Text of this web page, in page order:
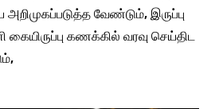
வேண்டும், இருப்பு
கையிருப்பு கணக்கில் வரவு செய்திட